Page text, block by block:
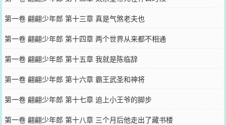
第一卷 翩翩少年郎 第十三章 真是气煞老夫也
第一卷 翩翩少年郎 第十四章 两个世界从来都不相通
第一卷 翩翩少年郎 第十五章 我就是陈临辞
第一卷 翩翩少年郎 第十六章 霸王武圣和神将
第一卷 翩翩少年郎 第十七章 追上小王爷的脚步
第一卷 翩翩少年郎 第十八章 三个月后他走出了藏书楼